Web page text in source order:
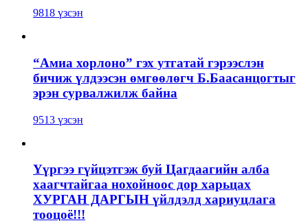
9818 үзсэн
“Амиа хорлоно” гэх утгатай гэрээслэн
бичиж үлдээсэн өмгөөлөгч Б.Баасанцогтыг
эрэн сурвалжилж байна
9513 үзсэн
Үүргээ гүйцэтгэж буй Цагдаагийн алба
хаагчтайгаа нохойноос дор харьцах
ХУРГАН ДАРГЫН үйлдэлд хариуцлага
тооцоё!!!